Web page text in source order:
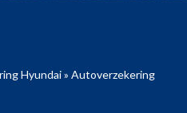
Hyundai» Autoverzekering